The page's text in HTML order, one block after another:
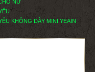
NỮ
KHÔNG DÂY MINI YEAIN